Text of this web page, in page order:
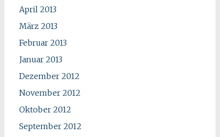
April 2013
März 2013
Februar 2013
Januar 2013
Dezember 2012
November 2012
Oktober 2012
September 2012